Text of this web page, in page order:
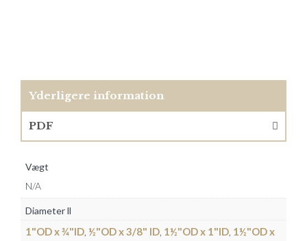
Yderligere information
PDF
Vægt
N/A
Diameter ll
1"OD x ¾"ID ½"OD x 3/8" ID 1½"OD x 1"ID 1½"OD x